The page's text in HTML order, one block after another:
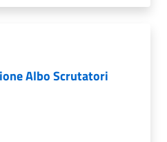
Albo Scrutatori